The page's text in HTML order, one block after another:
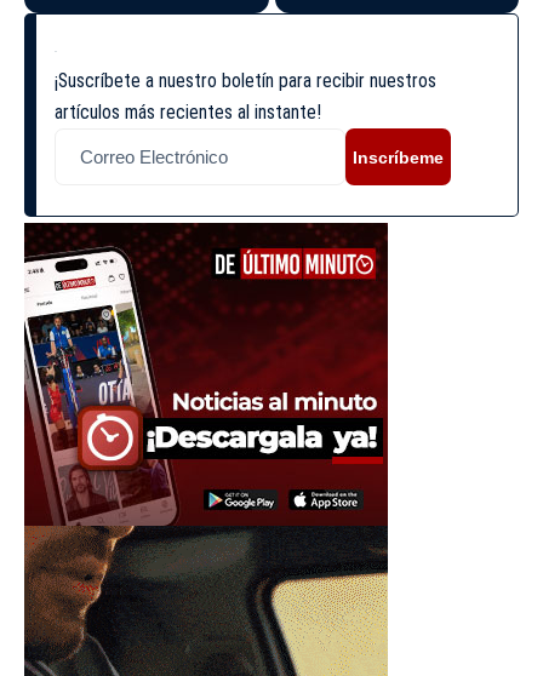
¡Suscríbete a nuestro boletín para recibir nuestros
artículos más recientes al instante!
Inscríbeme